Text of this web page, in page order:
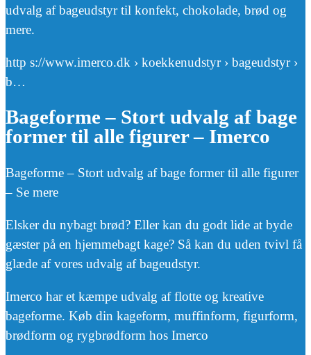
udvalg af bageudstyr til konfekt, chokolade, brød og
mere.
http s://www.imerco.dk › koekkenudstyr › bageudstyr ›
b…
Bageforme – Stort udvalg af bage
former til alle figurer – Imerco
Bageforme – Stort udvalg af bage former til alle figurer
– Se mere
Elsker du nybagt brød? Eller kan du godt lide at byde
gæster på en hjemmebagt kage? Så kan du uden tvivl få
glæde af vores udvalg af bageudstyr.
Imerco har et kæmpe udvalg af flotte og kreative
bageforme. Køb din kageform, muffinform, figurform,
brødform og rygbrødform hos Imerco